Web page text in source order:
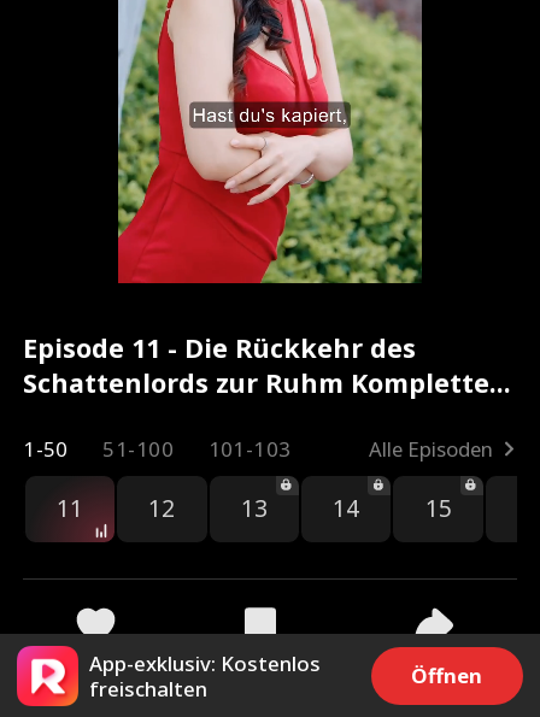
Episode 11 - Die Rückkehr des
Schattenlords zur Ruhm Kompletter
1-50 51-100 101-103 Alle Episoden
11 12 13 14 15
2.3k 954 Teilen
App-exklusiv: Kostenlos
freischalten
Öffnen